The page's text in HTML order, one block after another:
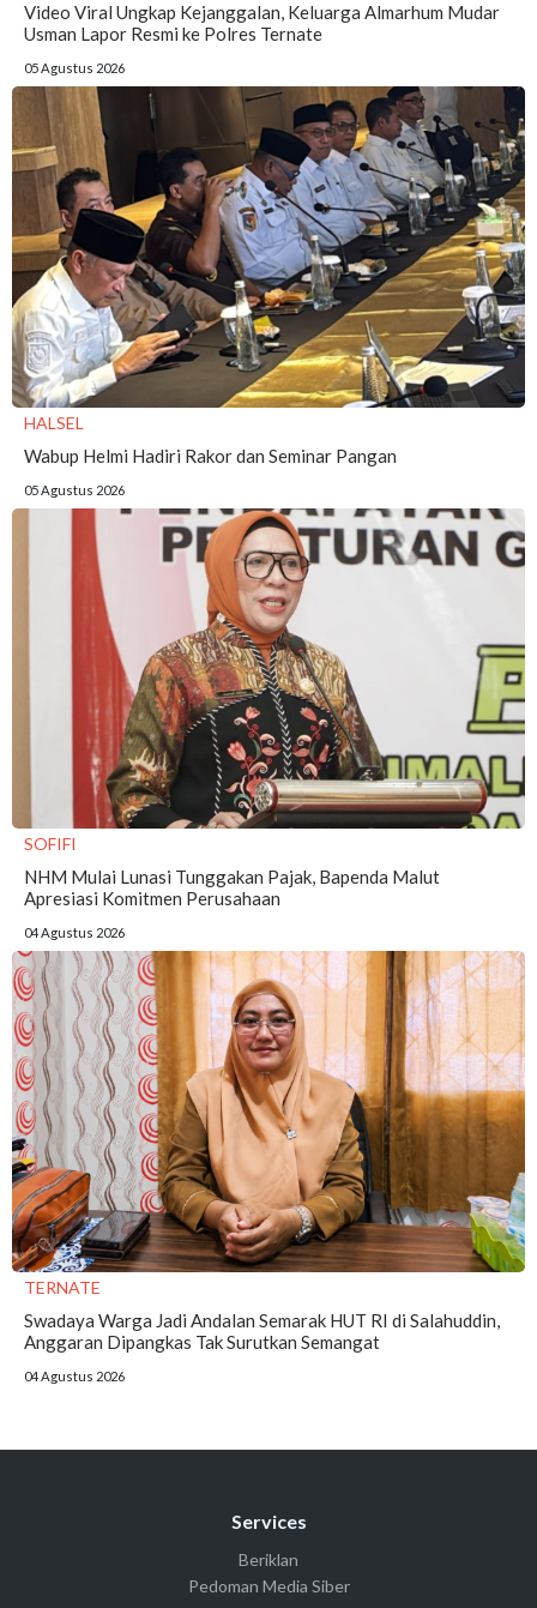
Video Viral Ungkap Kejanggalan, Keluarga Almarhum Mudar
Usman Lapor Resmi ke Polres Ternate
05 Agustus 2026
HALSEL
Wabup Helmi Hadiri Rakor dan Seminar Pangan
05 Agustus 2026
SOFIFI
NHM Mulai Lunasi Tunggakan Pajak, Bapenda Malut
Apresiasi Komitmen Perusahaan
04 Agustus 2026
TERNATE
Swadaya Warga Jadi Andalan Semarak HUT RI di Salahuddin,
Anggaran Dipangkas Tak Surutkan Semangat
04 Agustus 2026
Services
Beriklan
Pedoman Media Siber